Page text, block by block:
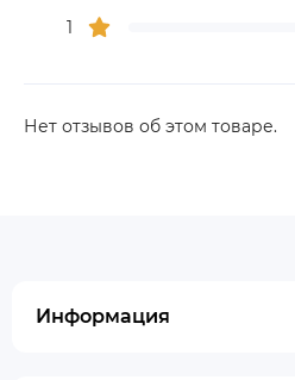
1
Нет отзывов об этом товаре.
Информация